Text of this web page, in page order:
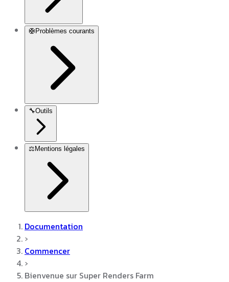
🛟 Problèmes courants
🔧Outils
⚖️ Mentions légales
Documentation
›
Commencer
›
Bienvenue sur Super Renders Farm